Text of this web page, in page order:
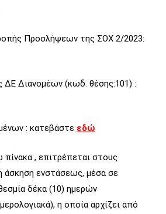
Προσλήψεων της ΣΟΧ 2/2023:
ΔΕ Διανομέων (κωδ. θέσης:101) :
: κατεβάστε εδώ
, επιτρέπεται στους
άσκηση ενστάσεως, μέσα σε
δέκα (10) ημερών
η οποία αρχίζει από